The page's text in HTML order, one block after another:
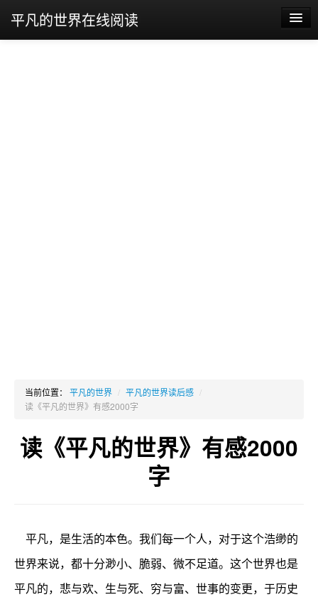
平凡的世界在线阅读
当前位置： 平凡的世界 / 平凡的世界读后感 /
读《平凡的世界》有感2000字
读《平凡的世界》有感2000
字
平凡，是生活的本色。我们每一个人，对于这个浩缈的
世界来说，都十分渺小、脆弱、微不足道。这个世界也是
平凡的，悲与欢、生与死、穷与富、世事的变更，于历史